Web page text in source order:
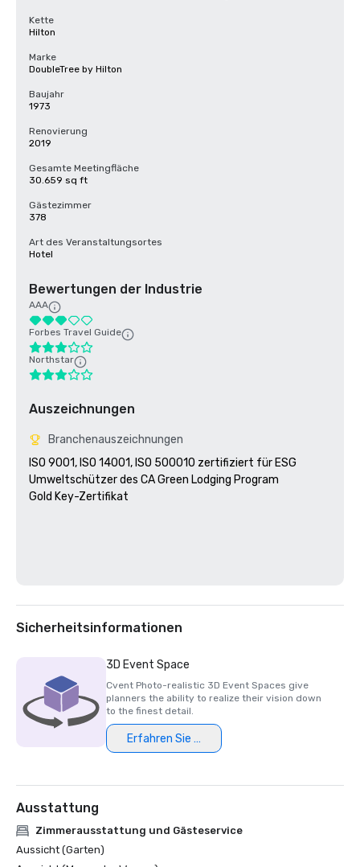
Kette
Hilton
Marke
DoubleTree by Hilton
Baujahr
1973
Renovierung
2019
Gesamte Meetingfläche
30.659 sq ft
Gästezimmer
378
Art des Veranstaltungsortes
Hotel
Bewertungen der Industrie
AAA
Forbes Travel Guide
Northstar
Auszeichnungen
Branchenauszeichnungen
ISO 9001, ISO 14001, ISO 500010 zertifiziert für ESG
Umweltschützer des CA Green Lodging Program
Gold Key-Zertifikat
Sicherheitsinformationen
3D Event Space
Cvent Photo-realistic 3D Event Spaces give
planners the ability to realize their vision down
to the finest detail.
Erfahren Sie mehr
Ausstattung
Zimmerausstattung und Gästeservice
Aussicht (Garten)